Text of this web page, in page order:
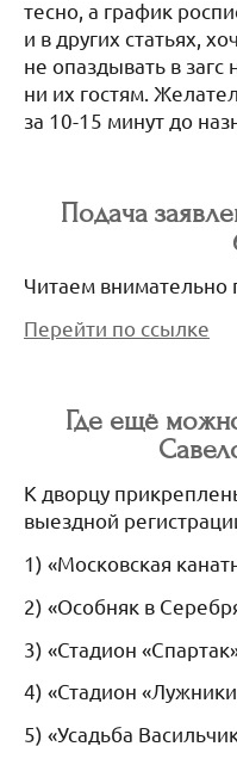
тесно, а график
и в других статьях,
не опаздывать в
ни их гостям.
за 10-15 минут до
Подача
Читаем внимательно
Перейти по ссылке
Где ещё
К дворцу
выездной
1) «Московская
2) «Особняк в
3) «Стадион
4) «Стадион
5) «Усадьба